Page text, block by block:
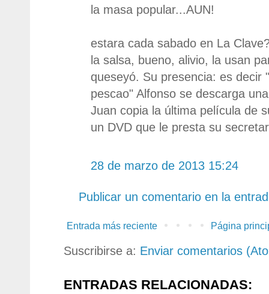
la masa popular...AUN!
estara cada sabado en La
la salsa, bueno, alivio, la usan
queseyó. Su presencia: es decir
pescao" Alfonso se descarga
Juan copia la última película de
un DVD que le presta su
28 de marzo de 2013 15:24
Publicar un comentario en la
Entrada más reciente Página
Suscribirse a: Enviar comentarios
ENTRADAS RELACIONADAS: